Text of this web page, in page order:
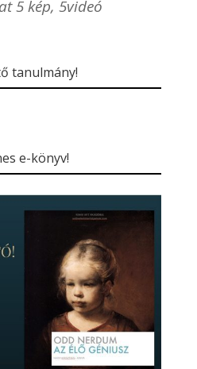
5 kép, 5videó
tanulmány!
e-könyv!